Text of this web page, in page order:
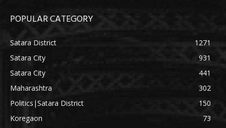
POPULAR CATEGORY
Satara District
1271
Satara City
931
Satara City
441
Maharashtra
302
Politics|Satara District
150
Koregaon
73